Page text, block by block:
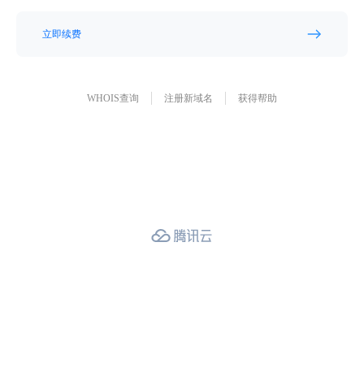
立即续费
WHOIS查询 注册新域名 获得帮助